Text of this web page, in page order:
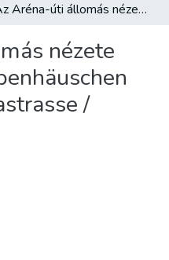
Az Aréna-úti állomás nézete Ansicht der Treppenhäuschen der Station Arenastrasse /
nézete
/